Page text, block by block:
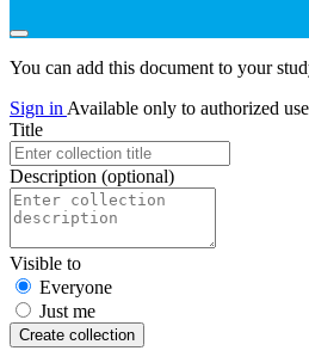
You can add this document to your
Sign in Available only to authorized
Title
Description (optional)
Visible to
Everyone
Just me
Create collection